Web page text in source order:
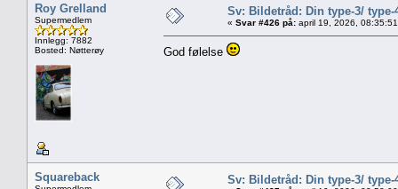
Roy Grelland
Supermedlem
Innlegg: 7882
Bosted: Nøtterøy
Sv: Bildetråd: Din type-3/ type-
« Svar #426 på: april 19, 2026,
God følelse
Squareback Sv: Bildetråd: Din type-3/ type-